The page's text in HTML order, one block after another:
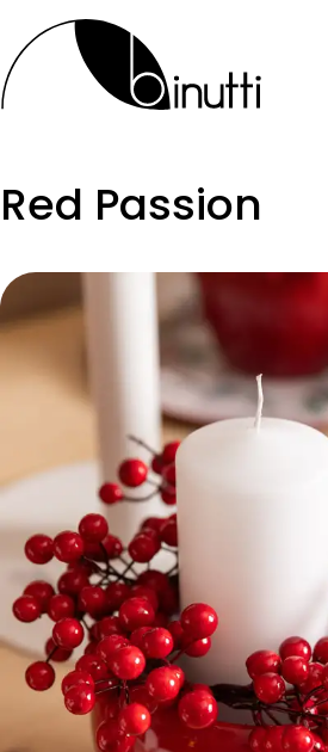
Red Passion